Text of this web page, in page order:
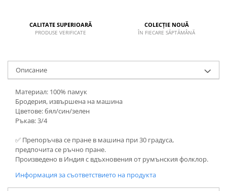
CALITATE SUPERIOARĂ
PRODUSE VERIFICATE
COLECȚIE NOUĂ
ÎN FIECARE SĂPTĂMÂNĂ
Описание
Материал: 100% памук
Бродерия, извършена на машина
Цветове: бял/син/зелен
Ръкав: 3/4
✅ Препоръчва се пране в машина при 30 градуса,
предпочита се ръчно пране.
Произведено в Индия с вдъхновения от румънския фолклор.
Информация за съответствието на продукта